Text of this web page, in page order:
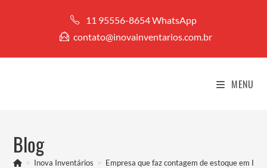
11 95556-8654 WhatsApp
contato@inovainventarios.com.br
MENU
Blog
> Inova Inventários > Empresa que faz contagem de estoque em